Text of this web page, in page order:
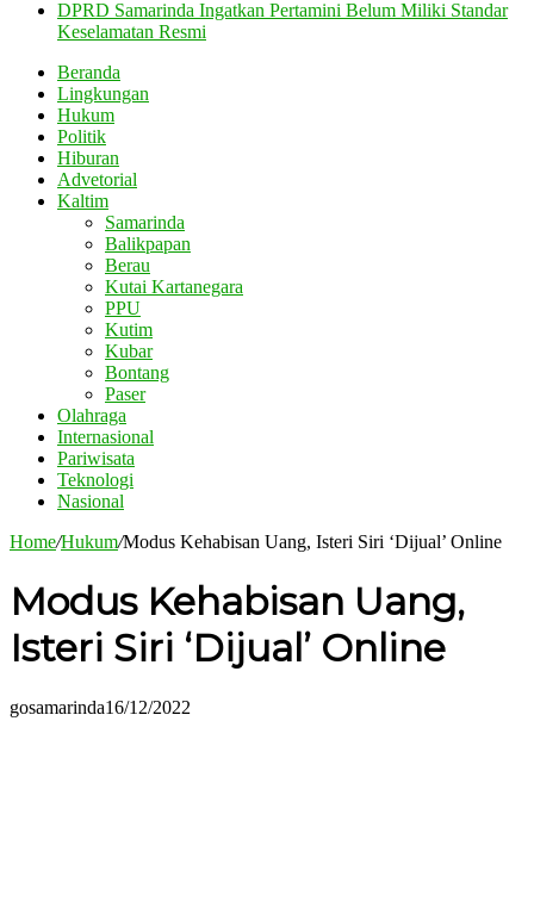
DPRD Samarinda Ingatkan Pertamini Belum Miliki Standar
Keselamatan Resmi
Beranda
Lingkungan
Hukum
Politik
Hiburan
Advetorial
Kaltim
Samarinda
Balikpapan
Berau
Kutai Kartanegara
PPU
Kutim
Kubar
Bontang
Paser
Olahraga
Internasional
Pariwisata
Teknologi
Nasional
Home/Hukum/Modus Kehabisan Uang, Isteri Siri ‘Dijual’ Online
Modus Kehabisan Uang,
Isteri Siri ‘Dijual’ Online
gosamarinda16/12/2022